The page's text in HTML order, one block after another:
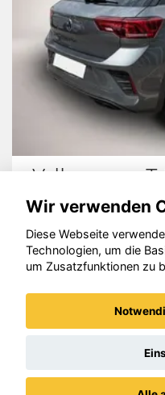
©
Wir verwenden
Diese Webseite
Technologien, um die
um Zusatzfunktionen zu